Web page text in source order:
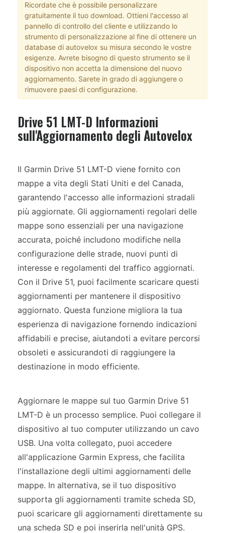
Ricordate che è possibile personalizzare
gratuitamente il tuo download. Ottieni l'accesso al
pannello di controllo del cliente e utilizzando lo
strumento di personalizzazione al fine di ottenere un
database di autovelox su misura secondo le vostre
esigenze. Avrete bisogno di questo strumento se il
dispositivo non accetta la dimensione del nuovo
aggiornamento. Sarete in grado di aggiungere o
rimuovere paesi di configurazione.
Drive 51 LMT-D Informazioni
sull'Aggiornamento degli Autovelox
Il Garmin Drive 51 LMT-D viene fornito con
mappe a vita degli Stati Uniti e del Canada,
garantendo l'accesso alle informazioni stradali
più aggiornate. Gli aggiornamenti regolari delle
mappe sono essenziali per una navigazione
accurata, poiché includono modifiche nella
configurazione delle strade, nuovi punti di
interesse e regolamenti del traffico aggiornati.
Con il Drive 51, puoi facilmente scaricare questi
aggiornamenti per mantenere il dispositivo
aggiornato. Questa funzione migliora la tua
esperienza di navigazione fornendo indicazioni
affidabili e precise, aiutandoti a evitare percorsi
obsoleti e assicurandoti di raggiungere la
destinazione in modo efficiente.
Aggiornare le mappe sul tuo Garmin Drive 51
LMT-D è un processo semplice. Puoi collegare il
dispositivo al tuo computer utilizzando un cavo
USB. Una volta collegato, puoi accedere
all'applicazione Garmin Express, che facilita
l'installazione degli ultimi aggiornamenti delle
mappe. In alternativa, se il tuo dispositivo
supporta gli aggiornamenti tramite scheda SD,
puoi scaricare gli aggiornamenti direttamente su
una scheda SD e poi inserirla nell'unità GPS.